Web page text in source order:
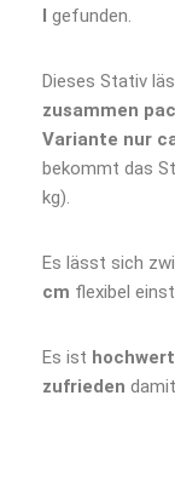
I gefunden.
Dieses Stativ
zusammen
Variante nur
bekommt das
kg).
Es lässt sich
cm flexibel
Es ist
zufrieden